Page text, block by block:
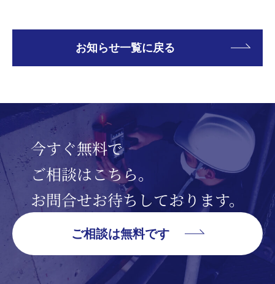
お知らせ一覧に戻る
今すぐ無料で
ご相談はこちら。
お問合せお待ちしております。
ご相談は無料です